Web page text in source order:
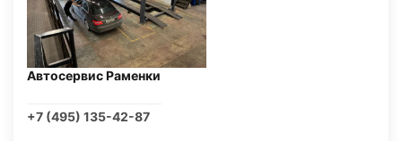
Автосервис Раменки
+7 (495) 135-42-87